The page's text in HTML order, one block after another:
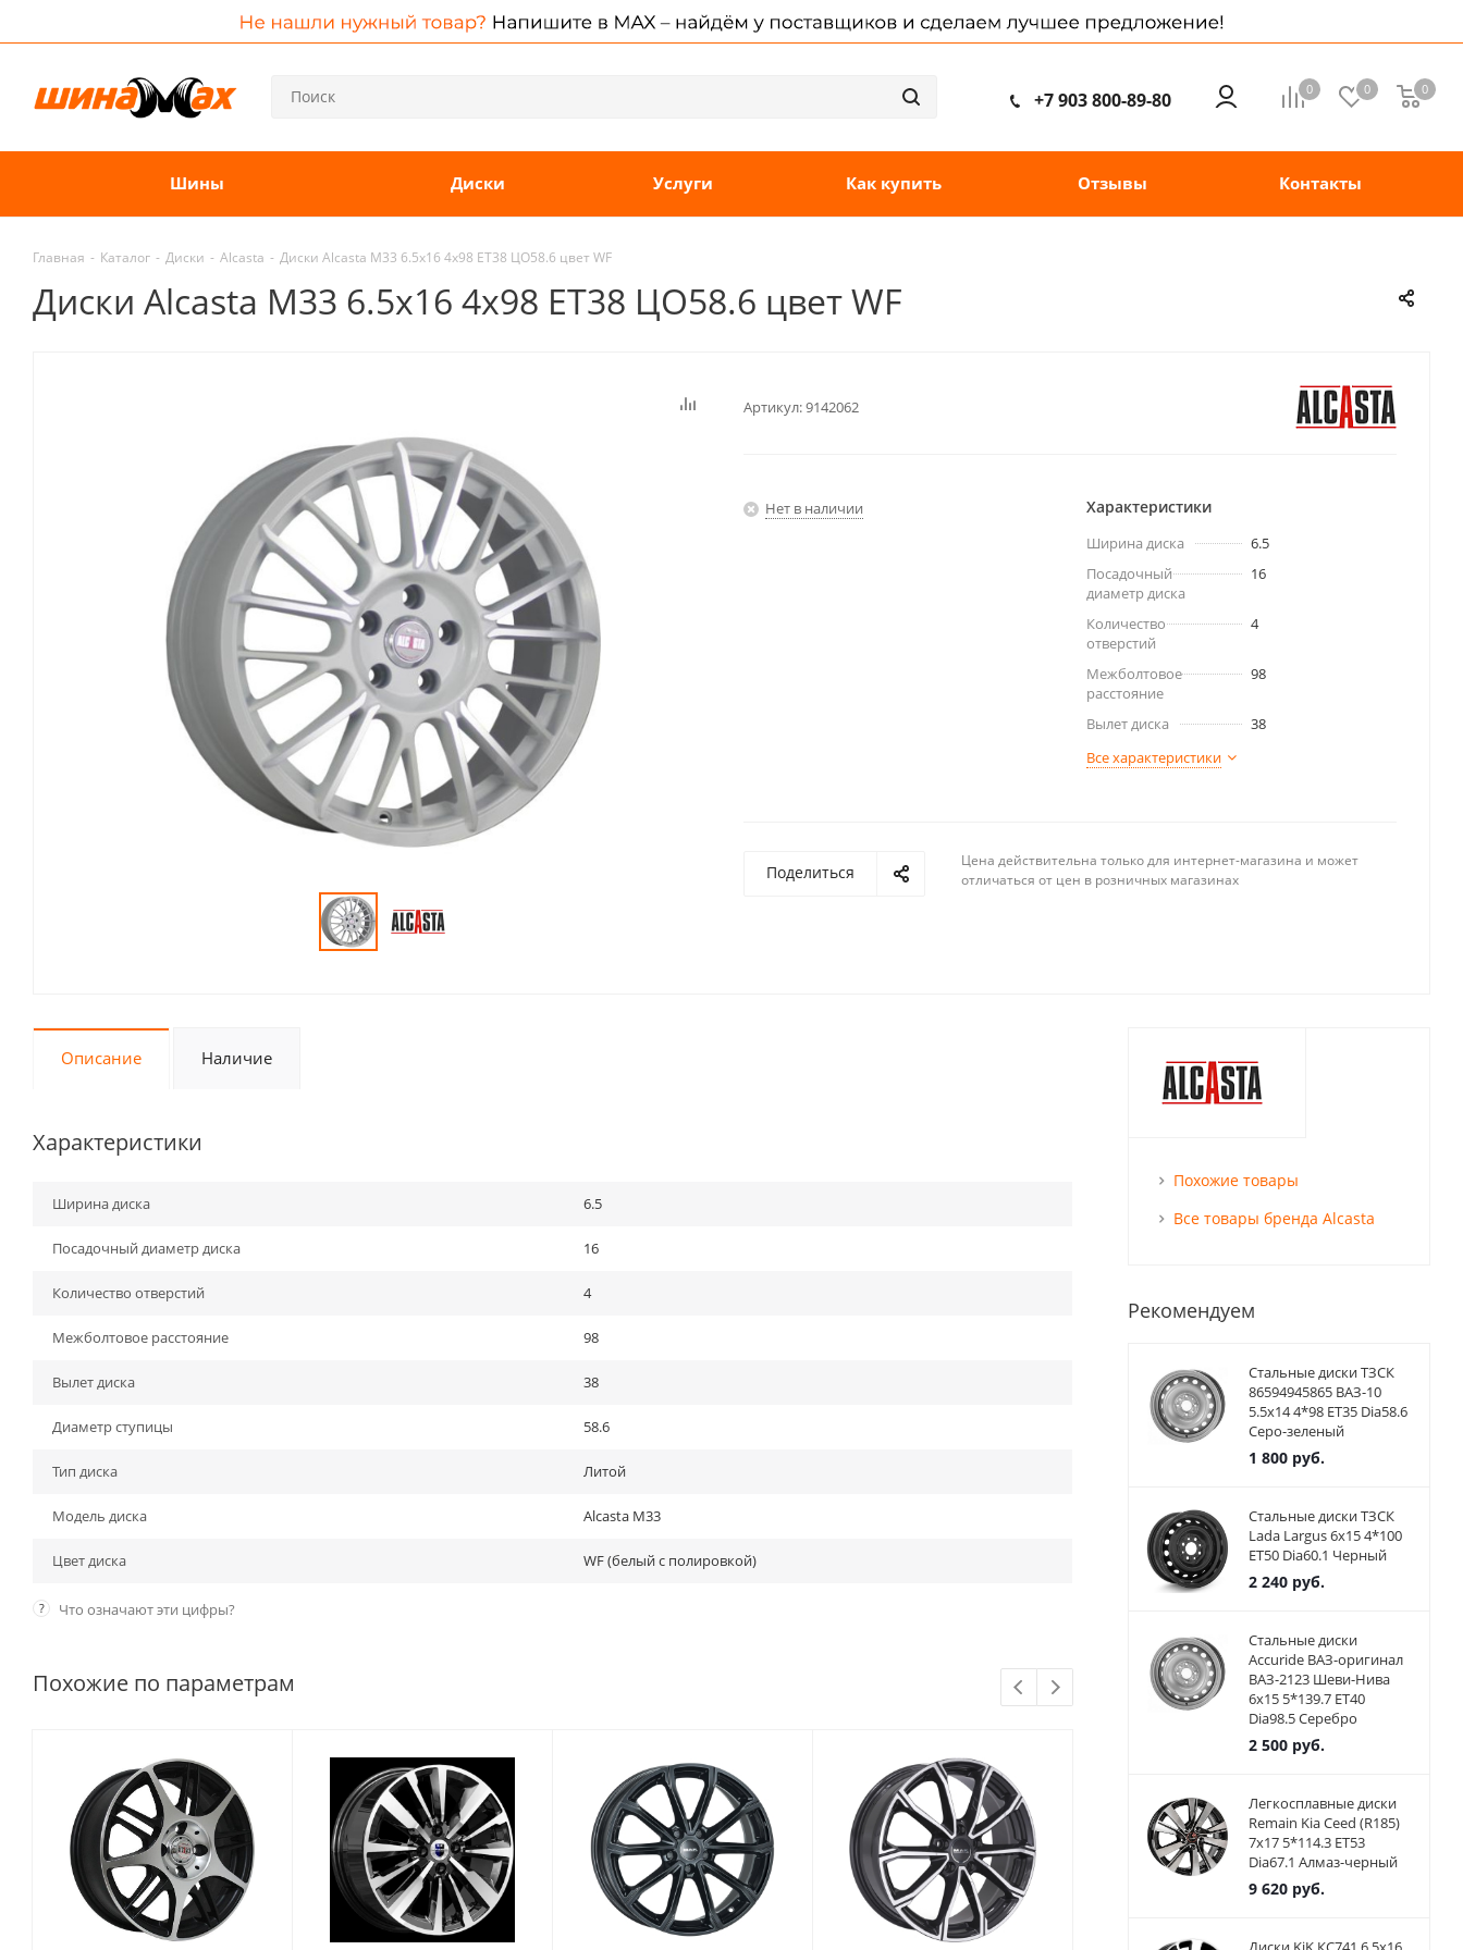
0 0 0
+7 903 800-89-80
Шины Диски Услуги Как купить Отзывы Контакты
Главная - Каталог - Диски - Alcasta - Диски Alcasta M33 6.5x16 4x98 ET38 ЦО58.6 цвет WF
Диски Alcasta M33 6.5x16 4x98 ET38 ЦО58.6 цвет WF
Артикул:9142062
Нет в наличии Характеристики
Ширина диска
6.5
Посадочный
диаметр диска
16
Количество
отверстий
4
Межболтовое
расстояние
98
Вылет диска
38
Все характеристики
Поделиться
Цена действительна только для интернет-магазина и может
отличаться от цен в розничных магазинах
Описание Наличие
Характеристики
Ширина диска 6.5
Посадочный диаметр диска 16
Количество отверстий 4
Межболтовое расстояние 98
Вылет диска 38
Диаметр ступицы 58.6
Тип диска Литой
Модель диска Alcasta M33
Цвет диска WF (белый с полировкой)
? Что означают эти цифры?
Похожие по параметрам
Похожие товары
Все товары бренда Alcasta
Рекомендуем
Стальные диски ТЗСК
86594945865 ВАЗ-10
5.5x14 4*98 ET35 Dia58.6
Серо-зеленый
1 800руб.
Стальные диски ТЗСК
Lada Largus 6x15 4*100
ET50 Dia60.1 Черный
2 240руб.
Стальные диски
Accuride ВАЗ-оригинал
ВАЗ-2123 Шеви-Нива
6x15 5*139.7 ET40
Dia98.5 Серебро
2 500руб.
Легкосплавные диски
Remain Kia Ceed (R185)
7x17 5*114.3 ET53
Dia67.1 Алмаз-черный
9 620руб.